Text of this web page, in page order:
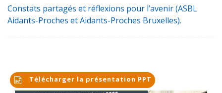
Constats partagés et réflexions pour l’avenir (ASBL
Aidants-Proches et Aidants-Proches Bruxelles).
Télécharger la présentation PPT